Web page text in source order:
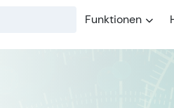
Funktionen